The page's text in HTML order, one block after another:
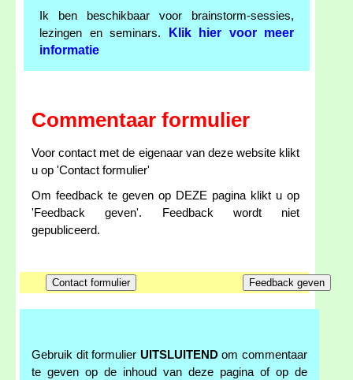
Ik ben beschikbaar voor brainstorm-sessies,
lezingen en seminars.
Klik hier voor meer
informatie
Commentaar formulier
Voor contact met de eigenaar van deze website klikt
u op 'Contact formulier'
Om feedback te geven op DEZE pagina klikt u op
'Feedback geven'. Feedback wordt niet
gepubliceerd.
Gebruik dit formulier UITSLUITENDom commentaar
te geven op de inhoud van deze pagina of op de